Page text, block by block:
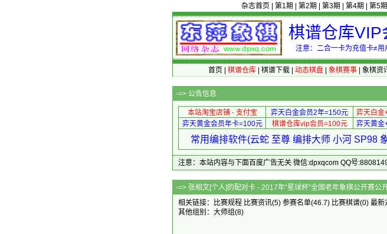
杂志首页 第1期 第2期 第3期 第4期 第5期
棋谱仓库VIP
注意：二合一卡为充值卡≠用
首页 棋谱仓库| 棋谱下载| 动态棋盘| 象棋赛事| 象棋资
-=> 公告信息
本站淘宝店铺 - 支付宝 弈天白金会员2年=150元 弈天白金
弈天黄金会员年卡=100元
棋谱仓库vip会员=100元 弈天黄金
常用编排软件(云蛇 至尊 编排大师 小河 SP98
注意：本站内容与下面百度广告无关 微信:dpxqcom QQ号
-=> 张相文[个人]的配对卡 - 2017年“星球杯”
相关链接：
比赛规程 比赛资讯(5) 参赛名单(46.7) 比赛棋谱(0) 最新
其他组别： 大师组(8)